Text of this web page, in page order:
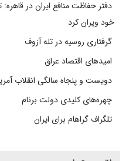
دفتر حفاظت منافع ایران در
خود ویران کرد
گرفتاری روسیه در تله آزوف
امیدهای اقتصاد عراق
دویست و پنجاه سالگی انقلاب
چهره‌های کلیدی دولت برنام
تلگراف گراهام برای ایران